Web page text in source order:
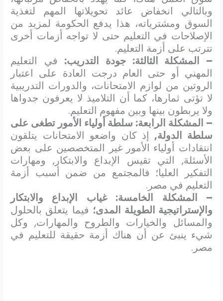
وبالتالي انخفاض عائد تحويلاتها المهم لتغذية
السوق ومشترياته، هذا يدفع الحكومة لمزيد من
الإصلاحات في التعليم حتى لا تواجه أزمات أخرى
تترتب على أزمة التعليم.
– المشكلة الثالثة: جودة التدريب: في التعليم
المهني أو حتى العام درجت العادة على اعتبار
الروتين من لوازم الامتحانات، والدورات التدريبية
لا تؤتى ثمارها، كما أن التلاميذ لا يعرفون جدواها
ولا يربطون بينها وبين مفهوم التعليم.
– المشكلة الرابعة: سلطة أولياء الأمور تطغى على
سلطة الدولة, إذ كان واضعو الامتحانات يتلقون
انتقادات أولياء الأمور غير المتخصصين على بعض
الأسئلة, التي تقيس الإبداع والابتكار, ومهارات
التفكير العليا؛ فالمجتمع من ضمن أسبب أزمة
التعليم في مصر.
– المشكلة الخامسة: غياب الإبداع والابتكار
والإستراتيجية الطويلة المدى؛ فيما يتعلق بالحلول
والمسائل والخيارات والطروح والمهارات, وكل
شيء ينبئ عن أن هناك أزمة حقيقة للتعليم في
مصر.